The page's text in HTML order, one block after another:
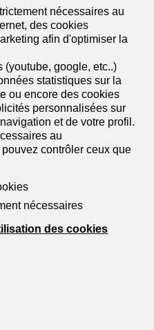
est fonctionnelle et
départ pour créer des
ainsi que des
Grâce à son fort
situation au sein d'un
bureaux représentent une
votre activité. À
nécessaires au
des cookies
afin d'optimiser la
(youtube, google, etc..)
statistiques sur la
ou encore des cookies
personnalisées sur
et de votre profil.
au
contrôler ceux que
nécessaires
des cookies